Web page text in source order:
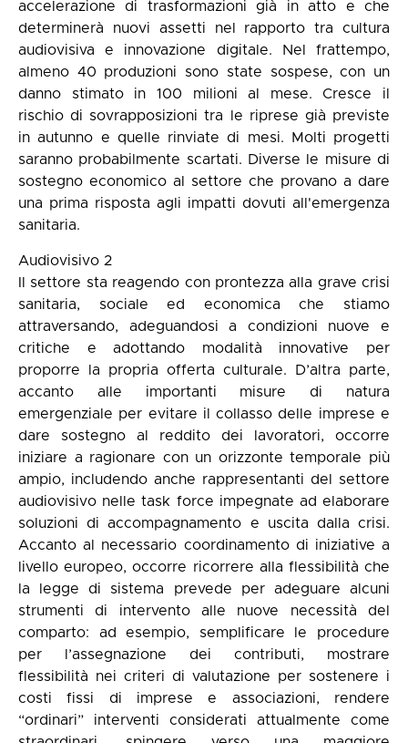
accelerazione di trasformazioni già in atto e che
determinerà nuovi assetti nel rapporto tra cultura
audiovisiva e innovazione digitale. Nel frattempo,
almeno 40 produzioni sono state sospese, con un
danno stimato in 100 milioni al mese. Cresce il
rischio di sovrapposizioni tra le riprese già previste
in autunno e quelle rinviate di mesi. Molti progetti
saranno probabilmente scartati. Diverse le misure di
sostegno economico al settore che provano a dare
una prima risposta agli impatti dovuti all'emergenza
sanitaria.
Audiovisivo 2
Il settore sta reagendo con prontezza alla grave crisi
sanitaria, sociale ed economica che stiamo
attraversando, adeguandosi a condizioni nuove e
critiche e adottando modalità innovative per
proporre la propria offerta culturale. D’altra parte,
accanto alle importanti misure di natura
emergenziale per evitare il collasso delle imprese e
dare sostegno al reddito dei lavoratori, occorre
iniziare a ragionare con un orizzonte temporale più
ampio, includendo anche rappresentanti del settore
audiovisivo nelle task force impegnate ad elaborare
soluzioni di accompagnamento e uscita dalla crisi.
Accanto al necessario coordinamento di iniziative a
livello europeo, occorre ricorrere alla flessibilità che
la legge di sistema prevede per adeguare alcuni
strumenti di intervento alle nuove necessità del
comparto: ad esempio, semplificare le procedure
per l’assegnazione dei contributi, mostrare
flessibilità nei criteri di valutazione per sostenere i
costi fissi di imprese e associazioni, rendere
“ordinari” interventi considerati attualmente come